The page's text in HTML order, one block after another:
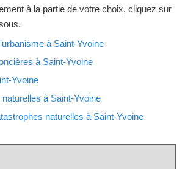
à la partie de votre choix, cliquez sur
à Saint-Yvoine
à Saint-Yvoine
Yvoine
à Saint-Yvoine
naturelles à Saint-Yvoine